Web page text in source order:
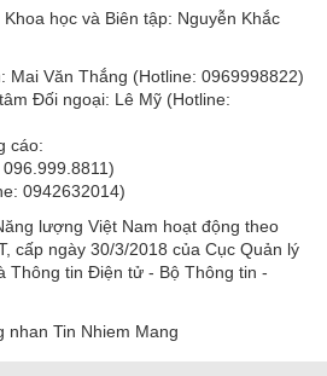
học và Biên tập: Nguyễn Khắc
Mai Văn Thắng (Hotline: 0969998822)
Đối ngoại: Lê Mỹ (Hotline:
cáo:
0942632014)
lượng Việt Nam hoạt động theo
cấp ngày 30/3/2018 của Cục Quản lý
Thông tin Điện tử - Bộ Thông tin -